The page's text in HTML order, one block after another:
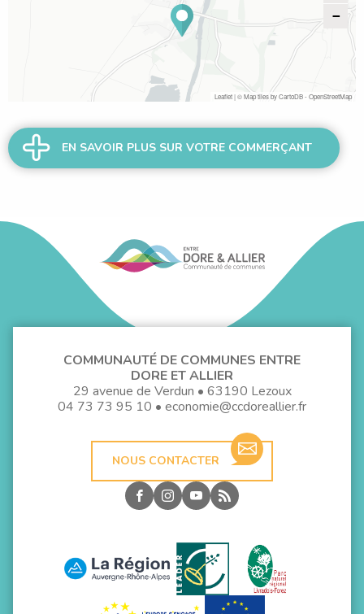
−
Leaflet| © Map tiles byCartoDB- OpenStreetMap
EN SAVOIR PLUS SUR VOTRE COMMERÇANT
COMMUNAUTÉ DE COMMUNES ENTRE
DORE ET ALLIER
29 avenue de Verdun • 63190 Lezoux
04 73 73 95 10 • economie@ccdoreallier.fr
NOUS CONTACTER